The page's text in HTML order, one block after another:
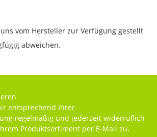
vom Hersteller zur Verfügung gestellt
abweichen.
entsprechend Ihrer
regelmäßig und jederzeit widerruflich
Produktsortiment per E-Mail zu.